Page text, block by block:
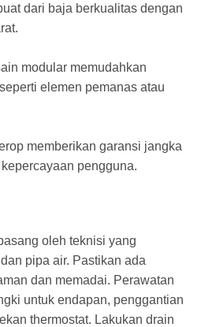
dari baja berkualitas dengan
modular memudahkan
elemen pemanas atau
memberikan garansi jangka
pengguna.
oleh teknisi yang
pipa air. Pastikan ada
dan memadai. Perawatan
untuk endapan, penggantian
thermostat. Lakukan drain